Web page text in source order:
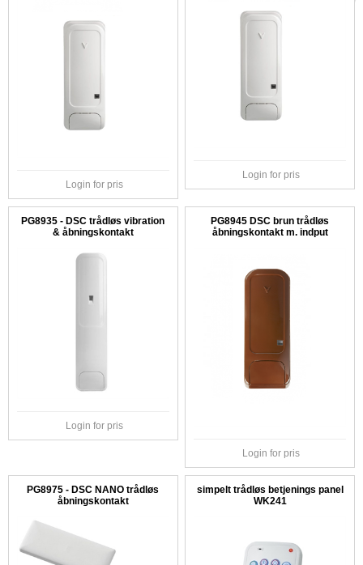
Login for pris
Login for pris
PG8935 - DSC trådløs vibration
& åbningskontakt
Login for pris
PG8945 DSC brun trådløs
åbningskontakt m. indput
Login for pris
PG8975 - DSC NANO trådløs
åbningskontakt
simpelt trådløs betjenings panel
WK241